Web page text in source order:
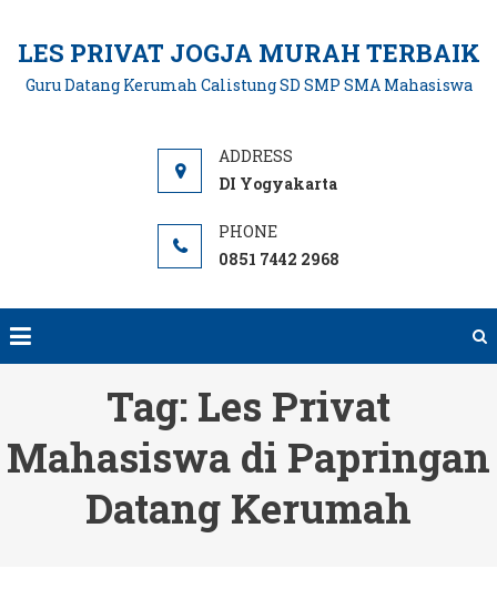
content
LES PRIVAT JOGJA MURAH TERBAIK
Guru Datang Kerumah Calistung SD SMP SMA Mahasiswa
DI Yogyakarta
0851 7442 2968
Tag: Les Privat
Mahasiswa di Papringan
Datang Kerumah